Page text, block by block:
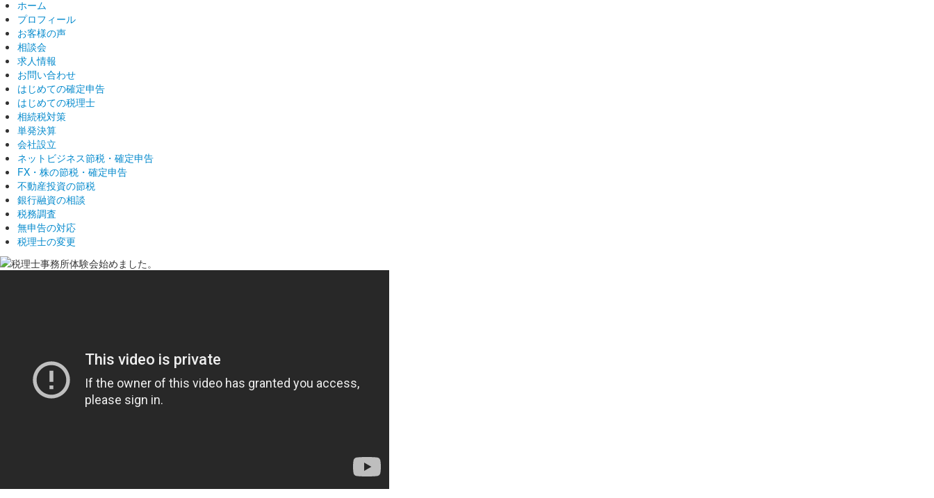
ホーム
プロフィール
お客様の声
相談会
求人情報
お問い合わせ
はじめての確定申告
はじめての税理士
相続税対策
単発決算
会社設立
ネットビジネス節税・確定申告
FX・株の節税・確定申告
不動産投資の節税
銀行融資の相談
税務調査
無申告の対応
税理士の変更